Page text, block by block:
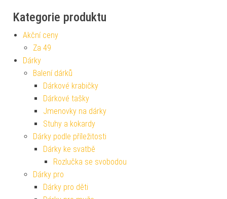
Kategorie produktu
Akční ceny
Za 49
Dárky
Balení dárků
Dárkové krabičky
Dárkové tašky
Jmenovky na dárky
Stuhy a kokardy
Dárky podle příležitosti
Dárky ke svatbě
Rozlučka se svobodou
Dárky pro
Dárky pro děti